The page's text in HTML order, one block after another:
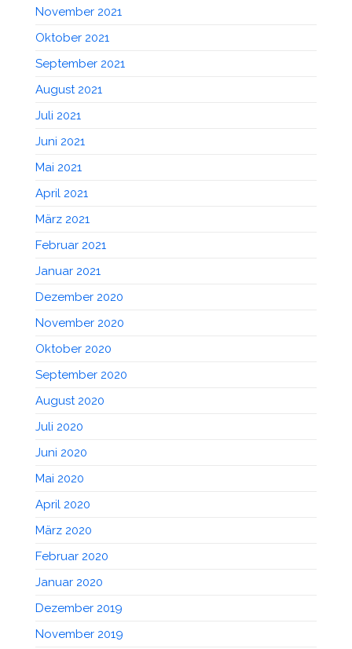
November 2021
Oktober 2021
September 2021
August 2021
Juli 2021
Juni 2021
Mai 2021
April 2021
März 2021
Februar 2021
Januar 2021
Dezember 2020
November 2020
Oktober 2020
September 2020
August 2020
Juli 2020
Juni 2020
Mai 2020
April 2020
März 2020
Februar 2020
Januar 2020
Dezember 2019
November 2019